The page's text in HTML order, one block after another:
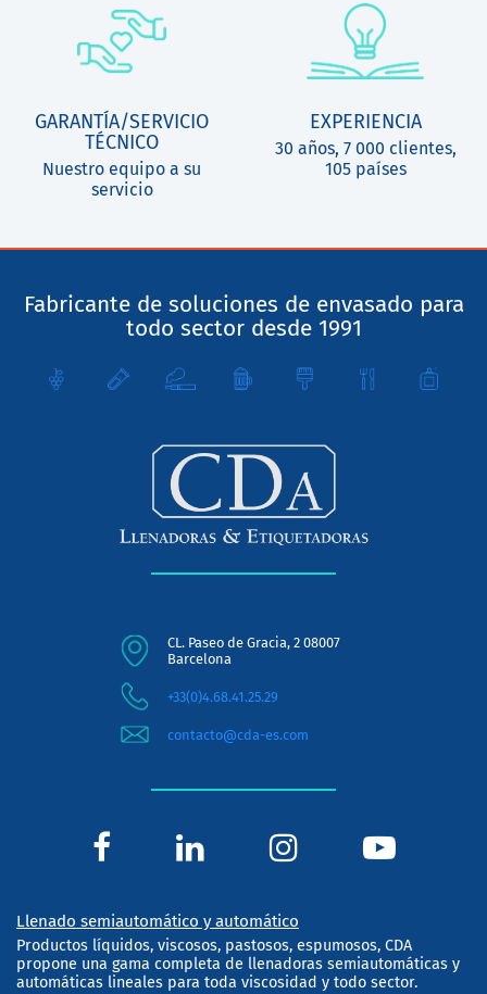
GARANTÍA/SERVICIO
TÉCNICO
Nuestro equipo a su
servicio
EXPERIENCIA
30 años, 7 000 clientes,
105 países
Fabricante de soluciones de envasado para
todo sector desde 1991
CL. Paseo de Gracia, 2 08007
Barcelona
+33(0)4.68.41.25.29
contacto@cda-es.com
Llenado semiautomático y automático
Productos líquidos, viscosos, pastosos, espumosos, CDA
propone una gama completa de llenadoras semiautomáticas y
automáticas lineales para toda viscosidad y todo sector.